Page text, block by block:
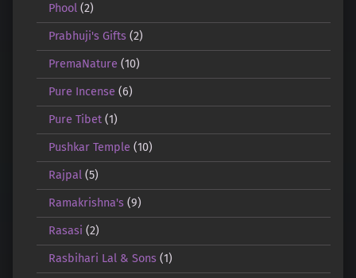
Phool(2)
Prabhuji's Gifts(2)
PremaNature (10)
Pure Incense (6)
Pure Tibet(1)
Pushkar Temple (10)
Rajpal(5)
Ramakrishna's(9)
Rasasi (2)
Rasbihari Lal & Sons(1)